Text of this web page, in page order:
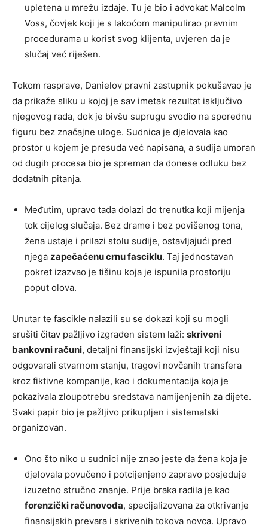
upletena u mrežu izdaje. Tu je bio i advokat Malcolm
Voss, čovjek koji je s lakoćom manipulirao pravnim
procedurama u korist svog klijenta, uvjeren da je
slučaj već riješen.
Tokom rasprave, Danielov pravni zastupnik pokušavao je
da prikaže sliku u kojoj je sav imetak rezultat isključivo
njegovog rada, dok je bivšu suprugu svodio na sporednu
figuru bez značajne uloge. Sudnica je djelovala kao
prostor u kojem je presuda već napisana, a sudija umoran
od dugih procesa bio je spreman da donese odluku bez
dodatnih pitanja.
Međutim, upravo tada dolazi do trenutka koji mijenja
tok cijelog slučaja. Bez drame i bez povišenog tona,
žena ustaje i prilazi stolu sudije, ostavljajući pred
njega zapečaćenu crnu fasciklu. Taj jednostavan
pokret izazvao je tišinu koja je ispunila prostoriju
poput olova.
Unutar te fascikle nalazili su se dokazi koji su mogli
srušiti čitav pažljivo izgrađen sistem laži: skriveni
bankovni računi, detaljni finansijski izvještaji koji nisu
odgovarali stvarnom stanju, tragovi novčanih transfera
kroz fiktivne kompanije, kao i dokumentacija koja je
pokazivala zloupotrebu sredstava namijenjenih za dijete.
Svaki papir bio je pažljivo prikupljen i sistematski
organizovan.
Ono što niko u sudnici nije znao jeste da žena koja je
djelovala povučeno i potcijenjeno zapravo posjeduje
izuzetno stručno znanje. Prije braka radila je kao
forenzički računovođa, specijalizovana za otkrivanje
finansijskih prevara i skrivenih tokova novca. Upravo